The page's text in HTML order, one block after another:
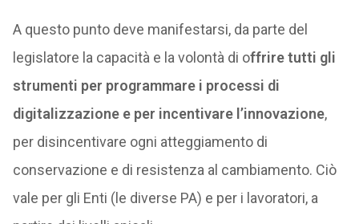
A questo punto deve manifestarsi, da parte del
legislatore la capacità e la volontà di offrire tutti gli
strumenti per programmare i processi di
digitalizzazione e per incentivare l’innovazione,
per disincentivare ogni atteggiamento di
conservazione e di resistenza al cambiamento. Ciò
vale per gli Enti (le diverse PA) e per i lavoratori, a